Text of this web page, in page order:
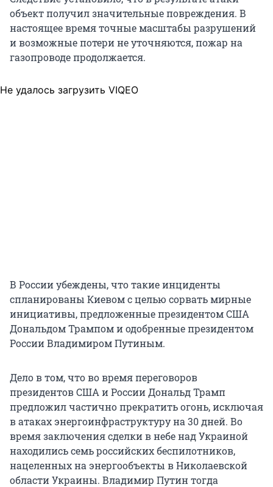
объект получил значительные повреждения. В
настоящее время точные масштабы разрушений
и возможные потери не уточняются, пожар на
газопроводе продолжается.
Не удалось загрузить VIQEO
В России убеждены, что такие инциденты
спланированы Киевом с целью сорвать мирные
инициативы, предложенные президентом США
Дональдом Трампом и одобренные президентом
России Владимиром Путиным.
Дело в том, что во время переговоров
президентов США и России Дональд Трамп
предложил частично прекратить огонь, исключая
в атаках энергоинфраструктуру на 30 дней. Во
время заключения сделки в небе над Украиной
находились семь российских беспилотников,
нацеленных на энергообъекты в Николаевской
области Украины. Владимир Путин тогда